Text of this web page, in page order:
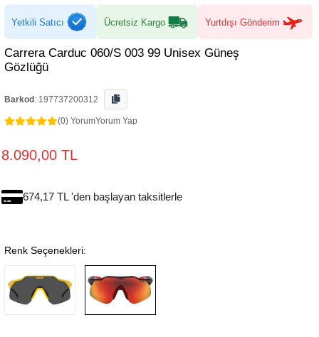
Yetkili Satıcı Ücretsiz Kargo Yurtdışı Gönderim
Carrera Carduc 060/S 003 99 Unisex Güneş
Gözlüğü
Barkod : 197737200312
(0) YorumYorum Yap
8.090,00 TL
674,17 TL 'den başlayan taksitlerle
Renk Seçenekleri: